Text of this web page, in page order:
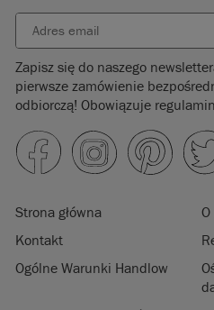
Zapisz się do naszego
pierwsze zamówienie
odbiorczą! Obowiązuje regulamin.
Strona główna
Kontakt
Ogólne Warunki Handlow